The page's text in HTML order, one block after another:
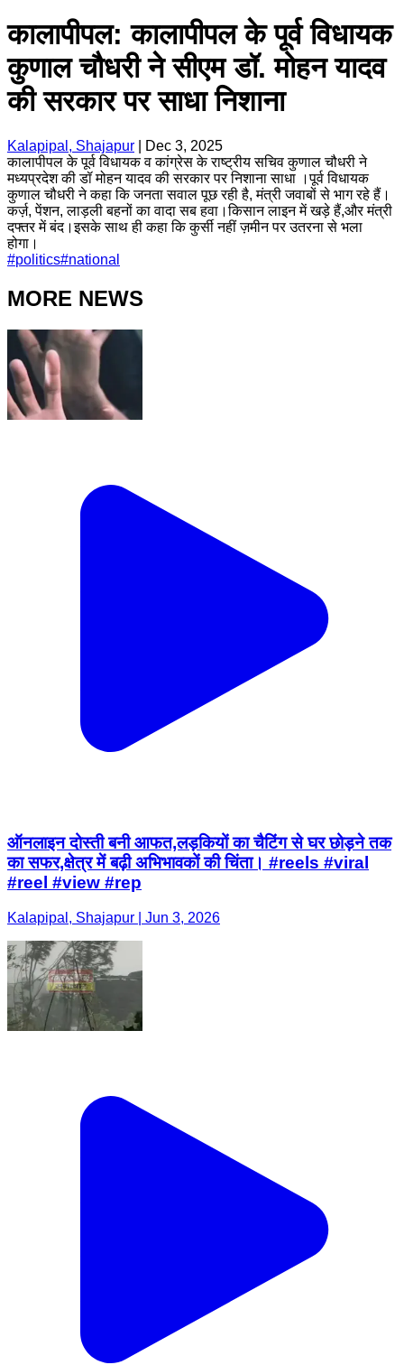
कालापीपल: कालापीपल के पूर्व विधायक
कुणाल चौधरी ने सीएम डॉ. मोहन यादव
की सरकार पर साधा निशाना
Kalapipal, Shajapur
Dec 3, 2025
कालापीपल के पूर्व विधायक व कांग्रेस के राष्ट्रीय सचिव कुणाल चौधरी ने
मध्यप्रदेश की डॉ मोहन यादव की सरकार पर निशाना साधा ।पूर्व विधायक
कुणाल चौधरी ने कहा कि जनता सवाल पूछ रही है, मंत्री जवाबों से भाग रहे हैं।
कर्ज़, पेंशन, लाड़ली बहनों का वादा सब हवा।किसान लाइन में खड़े हैं,और मंत्री
दफ्तर में बंद।इसके साथ ही कहा कि कुर्सी नहीं ज़मीन पर उतरना से भला
होगा।
#politics#national
MORE NEWS
ऑनलाइन दोस्ती बनी आफत,लड़कियों का चैटिंग से घर छोड़ने तक
का सफर,क्षेत्र में बढ़ी अभिभावकों की चिंता। #reels #viral
#reel #view #rep
Kalapipal, Shajapur | Jun 3, 2026